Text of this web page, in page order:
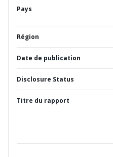
Pays
Région
Date de publication
Disclosure Status
Titre du rapport